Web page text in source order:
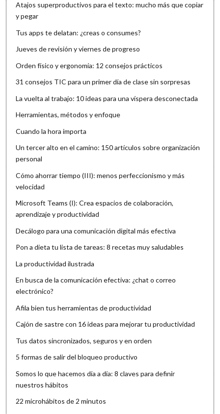
Atajos superproductivos para el texto: mucho más que copiar
y pegar
Tus apps te delatan: ¿creas o consumes?
Jueves de revisión y viernes de progreso
Orden físico y ergonomía: 12 consejos prácticos
31 consejos TIC para un primer día de clase sin sorpresas
La vuelta al trabajo: 10 ideas para una víspera desconectada
Herramientas, métodos y enfoque
Cuando la hora importa
Un tercer alto en el camino: 150 artículos sobre organización
personal
Cómo ahorrar tiempo (III): menos perfeccionismo y más
velocidad
Microsoft Teams (I): Crea espacios de colaboración,
aprendizaje y productividad
Decálogo para una comunicación digital más efectiva
Pon a dieta tu lista de tareas: 8 recetas muy saludables
La productividad ilustrada
En busca de la comunicación efectiva: ¿chat o correo
electrónico?
Afila bien tus herramientas de productividad
Cajón de sastre con 16 ideas para mejorar tu productividad
Tus datos sincronizados, seguros y en orden
5 formas de salir del bloqueo productivo
Somos lo que hacemos día a día: 8 claves para definir
nuestros hábitos
22 microhábitos de 2 minutos